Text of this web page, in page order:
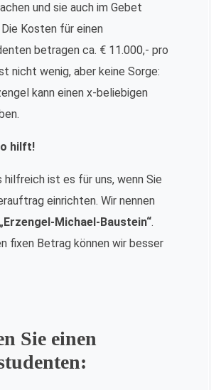
und sie auch im Gebet
Kosten für einen
betragen ca. € 11.000,- pro
nicht wenig, aber keine Sorge:
kann einen x-beliebigen
hilft!
hilfreich ist es für uns, wenn Sie
einrichten. Wir nennen
„Erzengel-Michael-Baustein“.
fixen Betrag können wir besser
Sie einen